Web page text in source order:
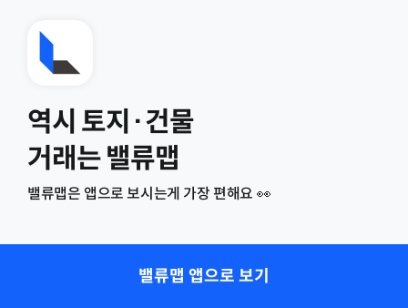
역시 토지·건물
거래는 밸류맵
밸류맵은 앱으로 보시는게 가장 편해요 👀
밸류맵 앱으로 보기